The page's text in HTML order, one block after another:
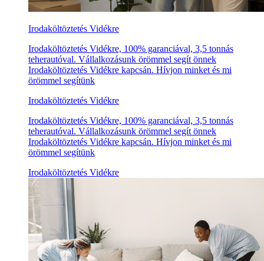
Irodaköltöztetés Vidékre
Irodaköltöztetés Vidékre, 100% garanciával, 3,5 tonnás
teherautóval. Vállalkozásunk örömmel segít önnek
Irodaköltöztetés Vidékre kapcsán. Hívjon minket és mi
örömmel segítünk
Irodaköltöztetés Vidékre
Irodaköltöztetés Vidékre, 100% garanciával, 3,5 tonnás
teherautóval. Vállalkozásunk örömmel segít önnek
Irodaköltöztetés Vidékre kapcsán. Hívjon minket és mi
örömmel segítünk
Irodaköltöztetés Vidékre